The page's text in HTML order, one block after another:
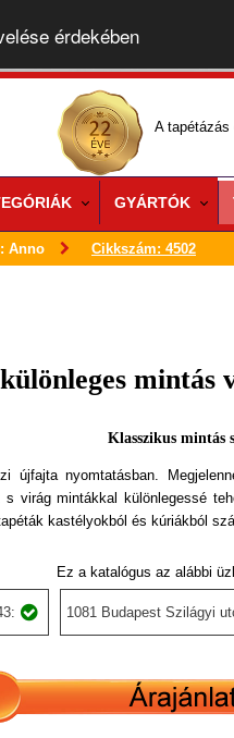
érdekében
A tapétázás
GYÁRTÓK
Anno Cikkszám: 4502
mintás
Klasszikus mintás
újfajta nyomtatásban.
virág mintákkal különlegessé
kastélyokból és kúriákból
Ez a katalógus az alábbi
1081 Budapest Szilágyi